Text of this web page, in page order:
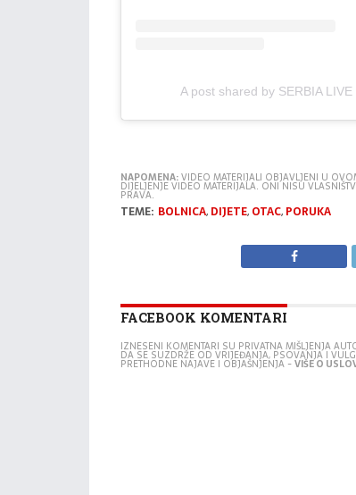
NAPOMENA:VIDEO MATERIJALI OBJAVLJENI U
DIJELJENJE VIDEO MATERIJALA. ONI NISU
PRAVA.
TEME: BOLNICA, DIJETE, OTAC, PORUKA
FACEBOOK KOMENTARI
IZNESENI KOMENTARI SU PRIVATNA MIŠLJENJA
DA SE SUZDRŽE OD VRIJEĐANJA, PSOVANJA I
PRETHODNE NAJAVE I OBJAŠNJENJA -VIŠE O